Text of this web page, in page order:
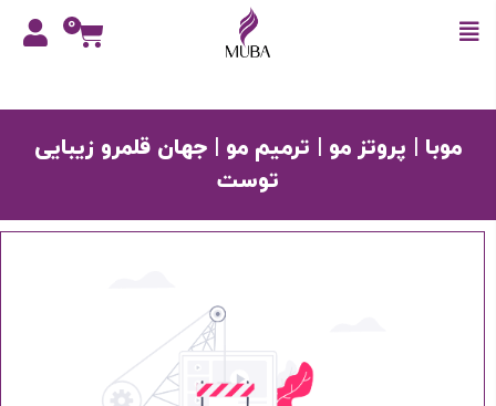
0
موبا | پروتز مو | ترمیم مو | جهان قلمرو زیبایی
توست